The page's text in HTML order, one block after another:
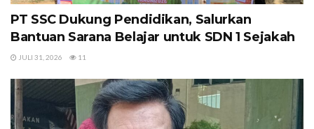
PT SSC Dukung Pendidikan, Salurkan
Bantuan Sarana Belajar untuk SDN 1 Sejakah
JULI 31, 2026 11